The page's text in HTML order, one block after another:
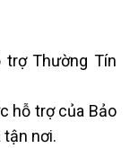
trợ Thường Tín
hỗ trợ của Bảo
tận nơi.